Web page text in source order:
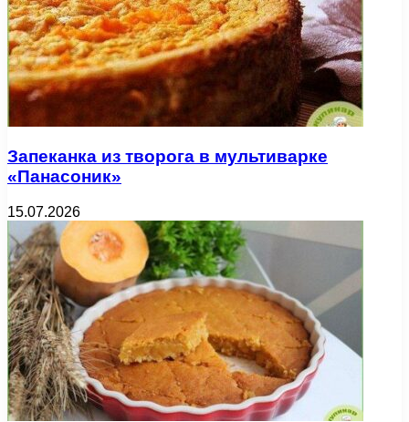
Запеканка из творога в мультиварке
«Панасоник»
15.07.2026